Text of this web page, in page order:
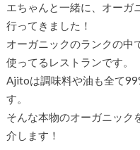
エちゃんと一緒に、オーガ
行ってきました！
オーガニックのランクの中
使ってるレストランです。
Ajitoは調味料や油も全て
す。
そんな本物のオーガニック
介します！